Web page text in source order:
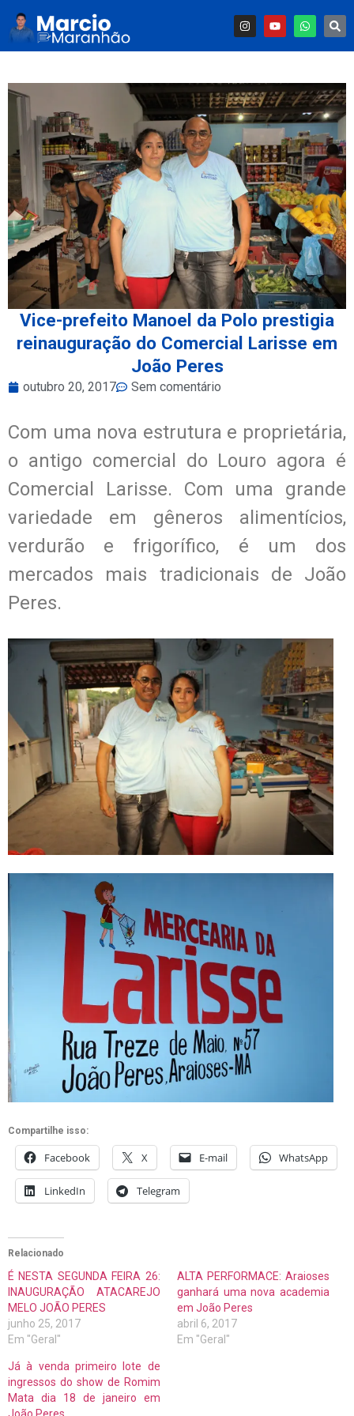
Vice-prefeito Manoel da Polo prestigia
reinauguração do Comercial Larisse em
João Peres
outubro 20, 2017 Sem comentário
Com uma nova estrutura e proprietária,
o antigo comercial do Louro agora é
Comercial Larisse. Com uma grande
variedade em gêneros alimentícios,
verdurão e frigorífico, é um dos
mercados mais tradicionais de João
Peres.
Compartilhe isso:
Facebook X E-mail WhatsApp
LinkedIn Telegram
Relacionado
É NESTA SEGUNDA FEIRA 26:
INAUGURAÇÃO ATACAREJO
MELO JOÃO PERES
junho 25, 2017
Em "Geral"
ALTA PERFORMACE: Araioses
ganhará uma nova academia
em João Peres
abril 6, 2017
Em "Geral"
Já à venda primeiro lote de
ingressos do show de Romim
Mata dia 18 de janeiro em
João Peres